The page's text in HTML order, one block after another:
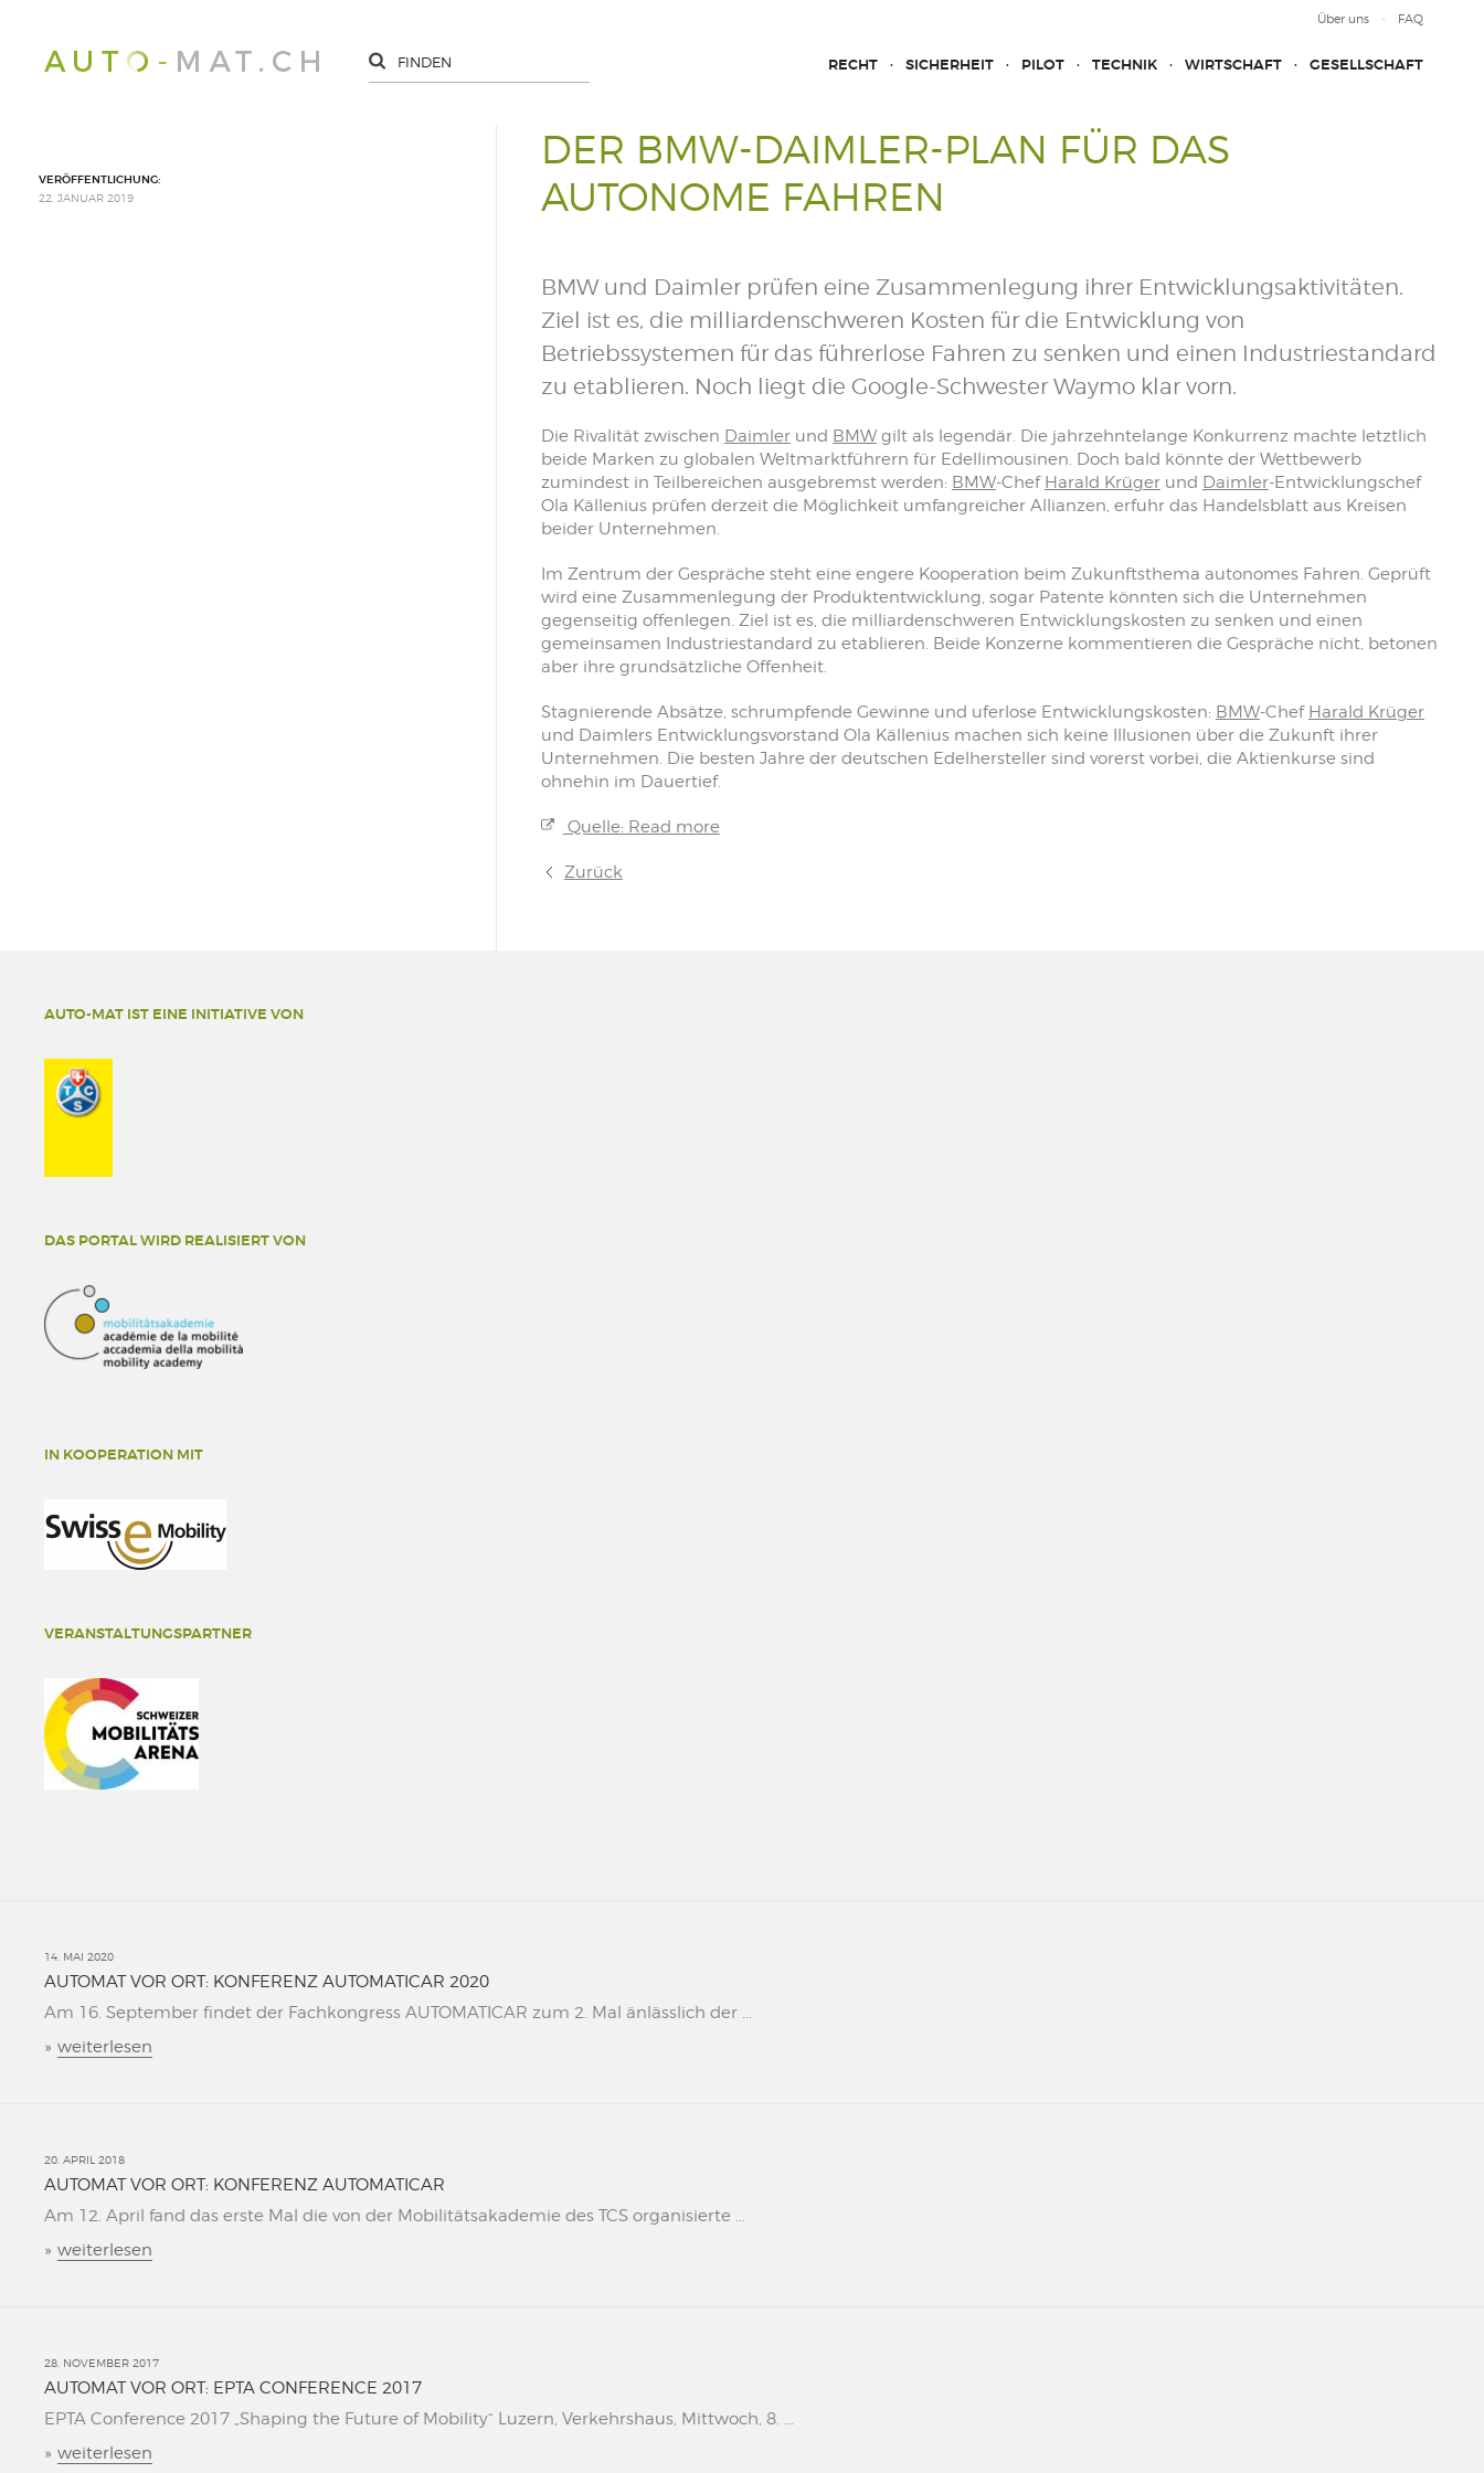
Über uns FAQ
RECHT SICHERHEIT PILOT TECHNIK WIRTSCHAFT GESELLSCHAFT
DER BMW-DAIMLER-PLAN FÜR DAS
AUTONOME FAHREN
BMW und Daimler prüfen eine Zusammenlegung ihrer Entwicklungsaktivitäten.
Ziel ist es, die milliardenschweren Kosten für die Entwicklung von
Betriebssystemen für das führerlose Fahren zu senken und einen Industriestandard
zu etablieren. Noch liegt die Google-Schwester Waymo klar vorn.
Die Rivalität zwischen Daimlerund BMWgilt als legendär. Die jahrzehntelange Konkurrenz machte letztlich
beide Marken zu globalen Weltmarktführern für Edellimousinen. Doch bald könnte der Wettbewerb
zumindest in Teilbereichen ausgebremst werden: BMW-Chef Harald Krügerund Daimler-Entwicklungschef
Ola Källenius prüfen derzeit die Möglichkeit umfangreicher Allianzen, erfuhr das Handelsblatt aus Kreisen
beider Unternehmen.
Im Zentrum der Gespräche steht eine engere Kooperation beim Zukunftsthema autonomes Fahren. Geprüft
wird eine Zusammenlegung der Produktentwicklung, sogar Patente könnten sich die Unternehmen
gegenseitig offenlegen. Ziel ist es, die milliardenschweren Entwicklungskosten zu senken und einen
gemeinsamen Industriestandard zu etablieren. Beide Konzerne kommentieren die Gespräche nicht, betonen
aber ihre grundsätzliche Offenheit.
Stagnierende Absätze, schrumpfende Gewinne und uferlose Entwicklungskosten: BMW-Chef Harald Krüger
und Daimlers Entwicklungsvorstand Ola Källenius machen sich keine Illusionen über die Zukunft ihrer
Unternehmen. Die besten Jahre der deutschen Edelhersteller sind vorerst vorbei, die Aktienkurse sind
ohnehin im Dauertief.
Quelle: Read more
Zurück
VERÖFFENTLICHUNG:
22. JANUAR 2019
AUTO-MAT IST EINE INITIATIVE VON
DAS PORTAL WIRD REALISIERT VON
IN KOOPERATION MIT
VERANSTALTUNGSPARTNER
14. MAI 2020
AUTOMAT VOR ORT: KONFERENZ AUTOMATICAR 2020
Am 16. September findet der Fachkongress AUTOMATICAR zum 2. Mal änlässlich der ...
» weiterlesen
20. APRIL 2018
AUTOMAT VOR ORT: KONFERENZ AUTOMATICAR
Am 12. April fand das erste Mal die von der Mobilitätsakademie des TCS organisierte ...
» weiterlesen
28. NOVEMBER 2017
AUTOMAT VOR ORT: EPTA CONFERENCE 2017
EPTA Conference 2017 „Shaping the Future of Mobility“ Luzern, Verkehrshaus, Mittwoch, 8. ...
» weiterlesen